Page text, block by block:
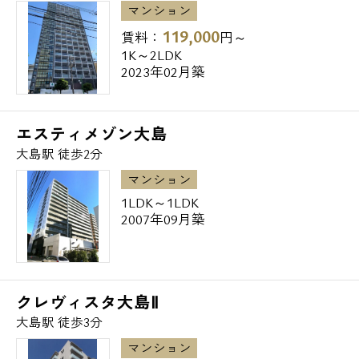
マンション
賃料： 119,000円～
1K～2LDK
2023年02月築
エスティメゾン大島
大島駅 徒歩2分
マンション
1LDK～1LDK
2007年09月築
クレヴィスタ大島Ⅱ
大島駅 徒歩3分
マンション